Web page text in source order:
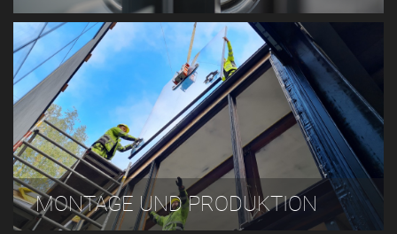
MONTAGE UND PRODUKTION